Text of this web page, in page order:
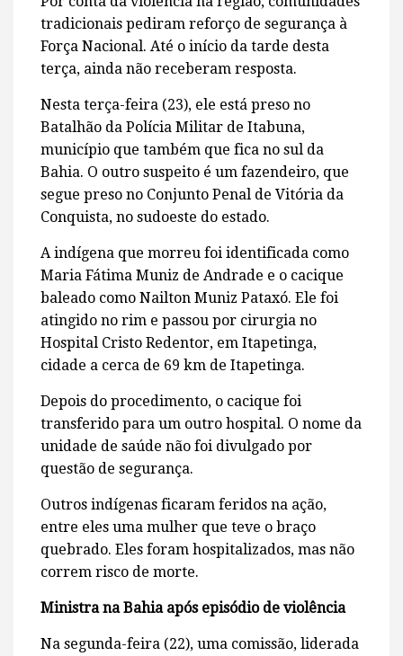
tradicionais pediram reforço de segurança à
Força Nacional. Até o início da tarde desta
terça, ainda não receberam resposta.
Nesta terça-feira (23), ele está preso no
Batalhão da Polícia Militar de Itabuna,
município que também que fica no sul da
Bahia. O outro suspeito é um fazendeiro, que
segue preso no Conjunto Penal de Vitória da
Conquista, no sudoeste do estado.
A indígena que morreu foi identificada como
Maria Fátima Muniz de Andrade e o cacique
baleado como Nailton Muniz Pataxó. Ele foi
atingido no rim e passou por cirurgia no
Hospital Cristo Redentor, em Itapetinga,
cidade a cerca de 69 km de Itapetinga.
Depois do procedimento, o cacique foi
transferido para um outro hospital. O nome da
unidade de saúde não foi divulgado por
questão de segurança.
Outros indígenas ficaram feridos na ação,
entre eles uma mulher que teve o braço
quebrado. Eles foram hospitalizados, mas não
correm risco de morte.
Ministra na Bahia após episódio de violência
Na segunda-feira (22), uma comissão, liderada